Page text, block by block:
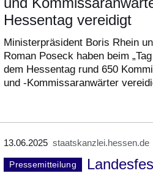
Hessentag vereidigt
Ministerpräsident Boris Rhein
Roman Poseck haben beim
dem Hessentag rund 650
und -Kommissaranwärter
13.06.2025 staatskanzlei.hessen.de
Pressemitteilung